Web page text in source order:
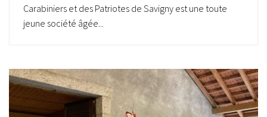
Carabiniers et des Patriotes de Savigny est une toute
jeune société âgée...